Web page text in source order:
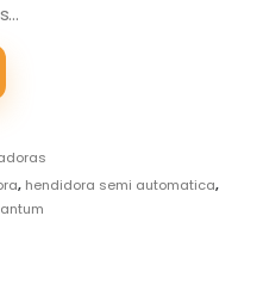
, hendidora semi automatica,